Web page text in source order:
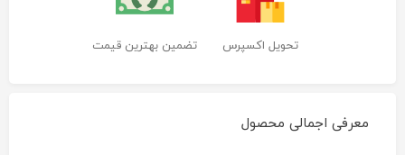
تحویل اکسپرس تضمین بهترین قیمت
معرفی اجمالی محصول